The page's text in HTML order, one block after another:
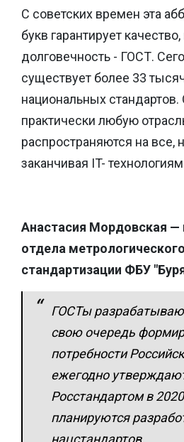
С советских времен эта
букв гарантирует
долговечность - ГОСТ.
существует более 33
национальных
практически любую
распространяются на все,
заканчивая IT-
Анастасия Мордовская
отдела
стандартизации ФБУ
ГОСТы
свою очередь
потребности
ежегодно
Росстандартом в
планируются
нацстандартов.